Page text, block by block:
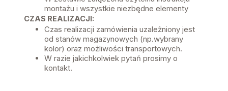
montażu i wszystkie niezbędne elementy
CZAS REALIZACJI:
Czas realizacji zamówienia uzależniony jest
od stanów magazynowych (np.wybrany
kolor) oraz możliwości transportowych.
W razie jakichkolwiek pytań prosimy o
kontakt.